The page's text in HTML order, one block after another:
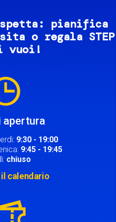
pianifica
o regala STEP
vuoi!
apertura
9:30 - 19:00
9:45 - 19:45
chiuso
calendario